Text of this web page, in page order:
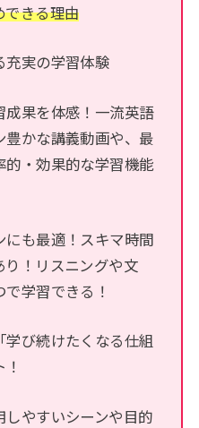
できる理由
充実の学習体験
成果を体感！一流英語
かな講義動画や、最
・効果的な学習機能
にも最適！スキマ時間
！リスニングや文
学習できる！
学び続けたくなる仕組
しやすいシーンや目的